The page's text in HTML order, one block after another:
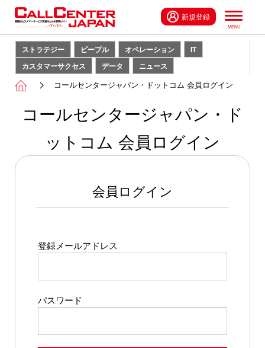
新規登録
ストラテジー ピープル オペレーション
IT
カスタマーサクセス
データ ニュース
コールセンタージャパン・ドットコム 会員ログイン
コールセンタージャパン・ド
ットコム 会員ログイン
会員ログイン
登録メールアドレス
パスワード